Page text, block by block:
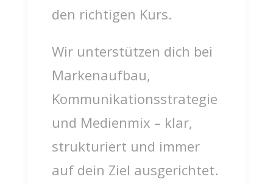
den richtigen Kurs.
Wir unterstützen dich bei
Markenaufbau,
Kommunikationsstrategie
und Medienmix – klar,
strukturiert und immer
auf dein Ziel ausgerichtet.